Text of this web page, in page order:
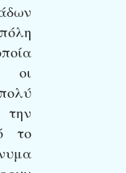
οι
την
το